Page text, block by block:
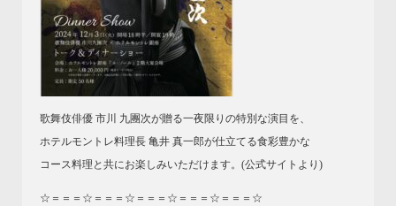
歌舞伎俳優 市川 九團次が贈る一夜限りの特別な演目を、
ホテルモントレ料理長 亀井 真一郎が仕立てる食彩豊かな
コース料理と共にお楽しみいただけます。(公式サイトより)
☆＝＝＝☆＝＝＝☆＝＝＝☆＝＝＝☆＝＝＝☆